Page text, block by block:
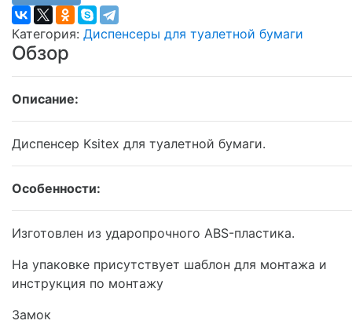
Категория: Диспенсеры для туалетной бумаги
Обзор
Описание:
Диспенсер Ksitex для туалетной бумаги.
Особенности:
Изготовлен из ударопрочного ABS-пластика.
На упаковке присутствует шаблон для монтажа и
инструкция по монтажу
Замок